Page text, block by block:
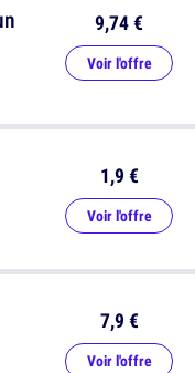
9,74 €
Voir l'offre
7,9 €
Voir l'offre
1,9 €
Voir l'offre